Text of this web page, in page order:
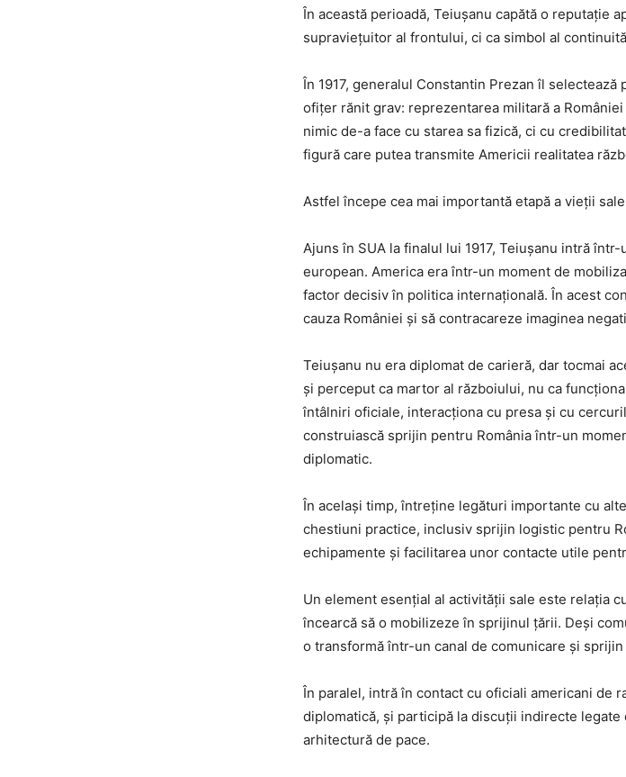
În această perioadă, Teiușanu capătă o reputație
supraviețuitor al frontului, ci ca simbol al
În 1917, generalul Constantin Prezan îl
ofițer rănit grav: reprezentarea militară a
nimic de-a face cu starea sa fizică, ci cu
figură care putea transmite Americii realitatea
Astfel începe cea mai importantă etapă a vieții
Ajuns în SUA la finalul lui 1917, Teiușanu intră
european. America era într-un moment de
factor decisiv în politica internațională. În acest
cauza României și să contracareze imaginea
Teiușanu nu era diplomat de carieră, dar tocmai
și perceput ca martor al războiului, nu ca
întâlniri oficiale, interacționa cu presa și cu
construiască sprijin pentru România într-un
diplomatic.
În același timp, întreține legături importante cu
chestiuni practice, inclusiv sprijin logistic pentru
echipamente și facilitarea unor contacte utile
Un element esențial al activității sale este relația
încearcă să o mobilizeze în sprijinul țării. Deși
o transformă într-un canal de comunicare și
În paralel, intră în contact cu oficiali americani de
diplomatică, și participă la discuții indirecte
arhitectură de pace.